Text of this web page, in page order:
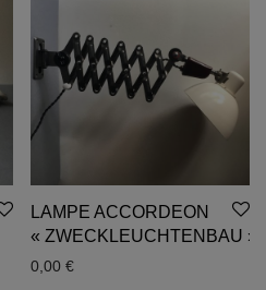
LAMPE ACCORDEON
« ZWECKLEUCHTENBAU »
0,00 €